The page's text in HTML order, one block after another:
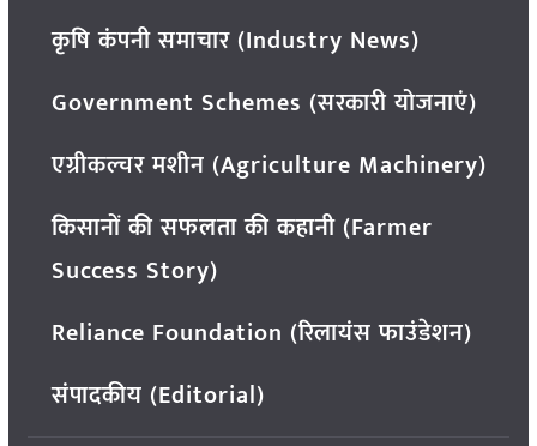
कृषि कंपनी समाचार (Industry News)
Government Schemes (सरकारी योजनाएं)
एग्रीकल्चर मशीन (Agriculture Machinery)
किसानों की सफलता की कहानी (Farmer
Success Story)
Reliance Foundation (रिलायंस फाउंडेशन)
संपादकीय (Editorial)